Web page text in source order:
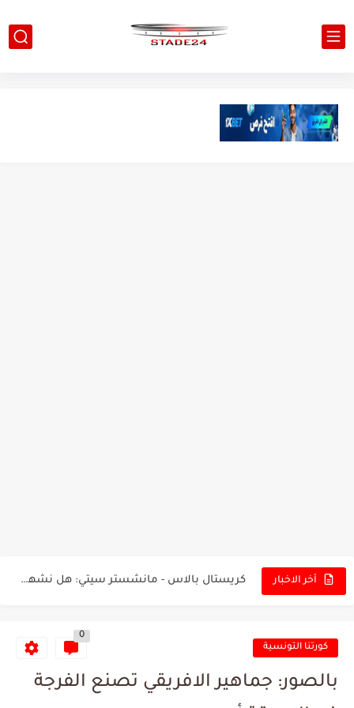
أخر الاخبار كريستال بالاس - مانشستر سيتي: هل نشهد المفاجأة في كأس...
عرض قطري يُغري ادارة النادي الإفريقي للتخلي عن موهبتها كورتنا التونسية
0
بالصور: جماهير الافريقي تصنع الفرجة